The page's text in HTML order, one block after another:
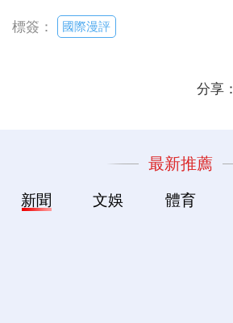
標簽： 國際漫評
分享：
最新推薦
新聞 文娛 體育